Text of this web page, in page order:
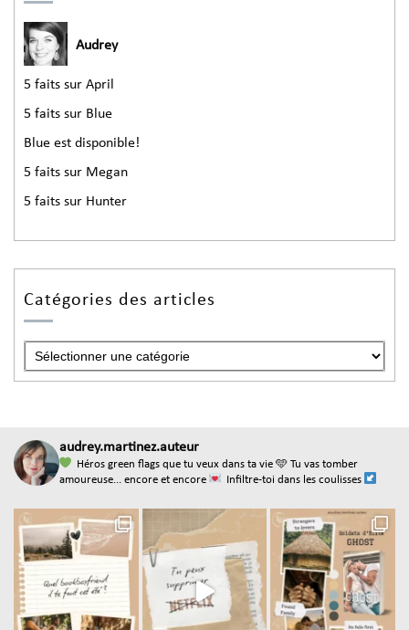
Audrey
5 faits sur April
5 faits sur Blue
Blue est disponible!
5 faits sur Megan
5 faits sur Hunter
Catégories des articles
audrey.martinez.auteur
Héros green flags que tu veux dans ta vie 🩵 Tu vas tomber
amoureuse... encore et encore
Infiltre-toi dans les coulisses